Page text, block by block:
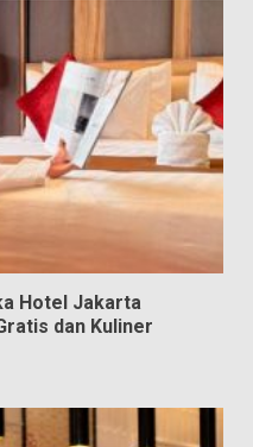
Hotel Jakarta
dan Kuliner